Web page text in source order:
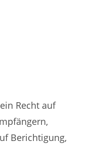
Recht auf
Berichtigung,